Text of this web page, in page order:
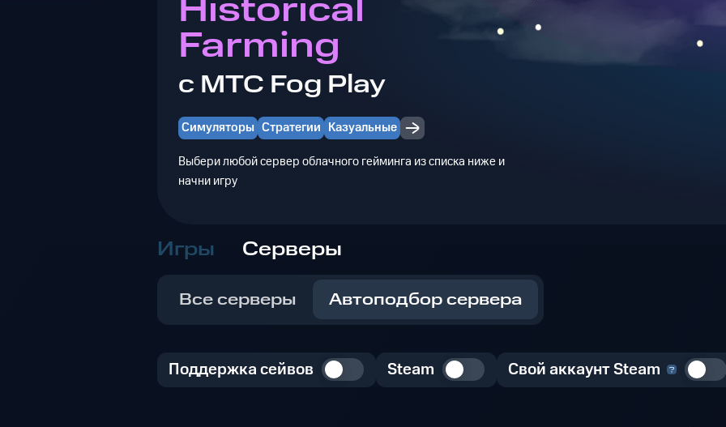
Historical
Farming
с МТС Fog Play
Симуляторы Стратегии Казуальные
Выбери любой сервер облачного гейминга из списка ниже и
начни игру
Игры Серверы
Все серверы Автоподбор сервера
Поддержка сейвов Steam Свой аккаунт Steam